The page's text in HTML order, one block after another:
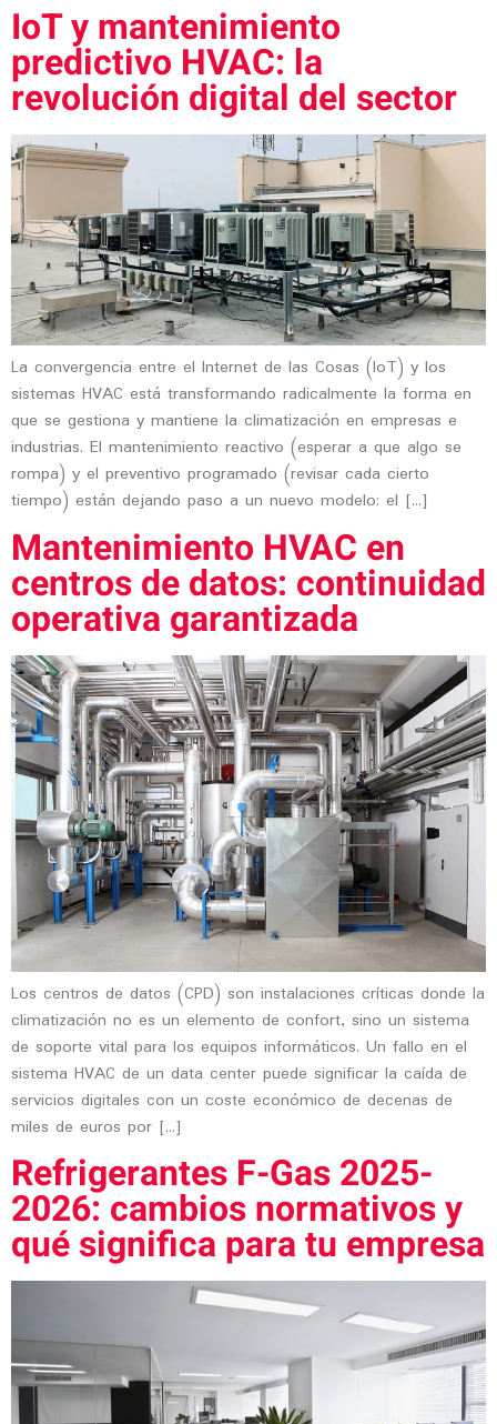
IoT y mantenimiento
predictivo HVAC: la
revolución digital del sector
La convergencia entre el Internet de las Cosas (IoT) y los
sistemas HVAC está transformando radicalmente la forma en
que se gestiona y mantiene la climatización en empresas e
industrias. El mantenimiento reactivo (esperar a que algo se
rompa) y el preventivo programado (revisar cada cierto
tiempo) están dejando paso a un nuevo modelo: el […]
Mantenimiento HVAC en
centros de datos: continuidad
operativa garantizada
Los centros de datos (CPD) son instalaciones críticas donde la
climatización no es un elemento de confort, sino un sistema
de soporte vital para los equipos informáticos. Un fallo en el
sistema HVAC de un data center puede significar la caída de
servicios digitales con un coste económico de decenas de
miles de euros por […]
Refrigerantes F-Gas 2025-
2026: cambios normativos y
qué significa para tu empresa